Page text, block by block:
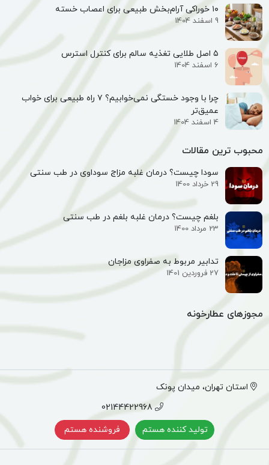
۱۰ خوراکی آرام‌بخش طبیعی برای اعصاب خسته
9 اسفند 1404
۵ اصل طلایی تغذیه سالم برای کنترل استرس
6 اسفند 1404
چرا با وجود خستگی نمی‌خوابیم؟ ۷ راه طبیعی برای خواب
عمیق‌تر
4 اسفند 1404
محبوب ترین مقالات
سودا چیست؟ درمان غلبه مزاج سوداوی در طب سنتی
29 خرداد 1400
بلغم چیست؟ درمان غلبه بلغم در طب سنتی
23 مرداد 1400
تدابیر مربوط به صفراوی مزاجان
27 فروردین 1401
مجوزهای عطارخونه
استان تهران، میدان پونک
02144422968
تولید کننده هستم
فروشنده هستم